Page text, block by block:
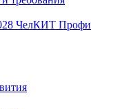
ЧелКИТ Профи